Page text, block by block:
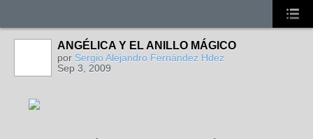
ANGÉLICA Y EL ANILLO MÁGICO
por Sergio Alejandro Fernández Hdez
Sep 3, 2009